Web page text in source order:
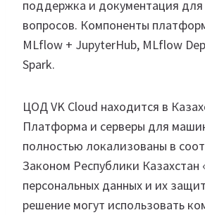
поддержка и документация
вопросов. Компоненты
MLflow + JupyterHub, MLflow
Spark.
ЦОД VK Cloud находится в
Платформа и серверы для
полностью локализованы в
Законом Республики Казахстан
персональных данных и их
решение могут использовать